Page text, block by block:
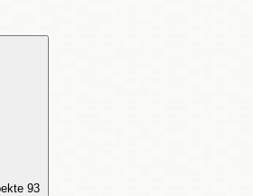
93